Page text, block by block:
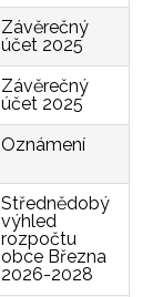
Závěrečný
účet 2025
Závěrečný
účet 2025
Oznámení
Střednědobý
výhled
rozpočtu
obce Března
2026-2028